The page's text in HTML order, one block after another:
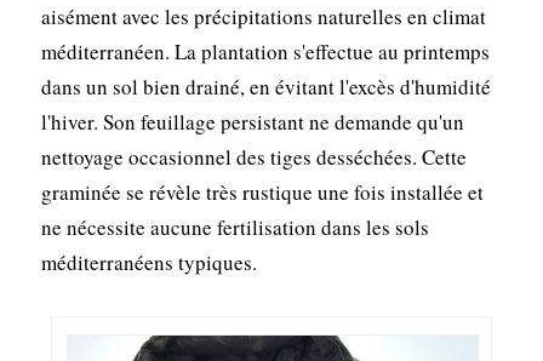
aisément avec les précipitations naturelles en climat
méditerranéen. La plantation s'effectue au printemps
dans un sol bien drainé, en évitant l'excès d'humidité
l'hiver. Son feuillage persistant ne demande qu'un
nettoyage occasionnel des tiges desséchées. Cette
graminée se révèle très rustique une fois installée et
ne nécessite aucune fertilisation dans les sols
méditerranéens typiques.